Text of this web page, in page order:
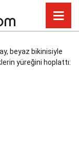
beyaz bikinisiyle
yüreğini hoplattı: